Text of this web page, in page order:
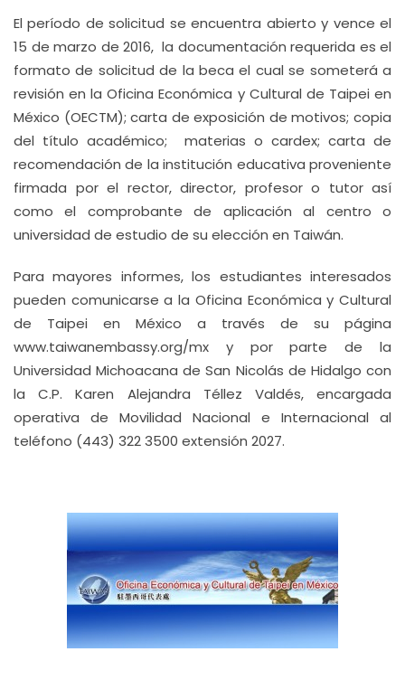
El período de solicitud se encuentra abierto y vence el
15 de marzo de 2016, la documentación requerida es el
formato de solicitud de la beca el cual se someterá a
revisión en la Oficina Económica y Cultural de Taipei en
México (OECTM); carta de exposición de motivos; copia
del título académico; materias o cardex; carta de
recomendación de la institución educativa proveniente
firmada por el rector, director, profesor o tutor así
como el comprobante de aplicación al centro o
universidad de estudio de su elección en Taiwán.
Para mayores informes, los estudiantes interesados
pueden comunicarse a la Oficina Económica y Cultural
de Taipei en México a través de su página
www.taiwanembassy.org/mx y por parte de la
Universidad Michoacana de San Nicolás de Hidalgo con
la C.P. Karen Alejandra Téllez Valdés, encargada
operativa de Movilidad Nacional e Internacional al
teléfono (443) 322 3500 extensión 2027.